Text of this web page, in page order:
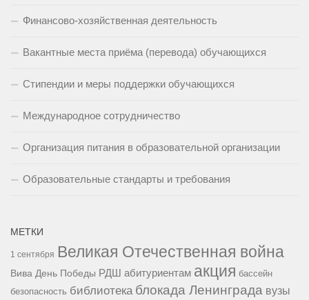
Финансово-хозяйственная деятельность
Вакантные места приёма (перевода) обучающихся
Стипендии и меры поддержки обучающихся
Международное сотрудничество
Организация питания в образовательной организации
Образовательные стандарты и требования
МЕТКИ
1 сентября Великая Отечественная война
Вива День Победы РДШ абитуриентам акция бассейн
безопасность библиотека блокада Ленинграда вузы